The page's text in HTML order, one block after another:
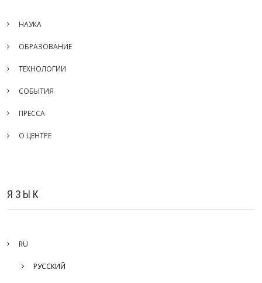
НАУКА
ОБРАЗОВАНИЕ
ТЕХНОЛОГИИ
СОБЫТИЯ
ПРЕССА
О ЦЕНТРЕ
ЯЗЫК
RU
РУССКИЙ